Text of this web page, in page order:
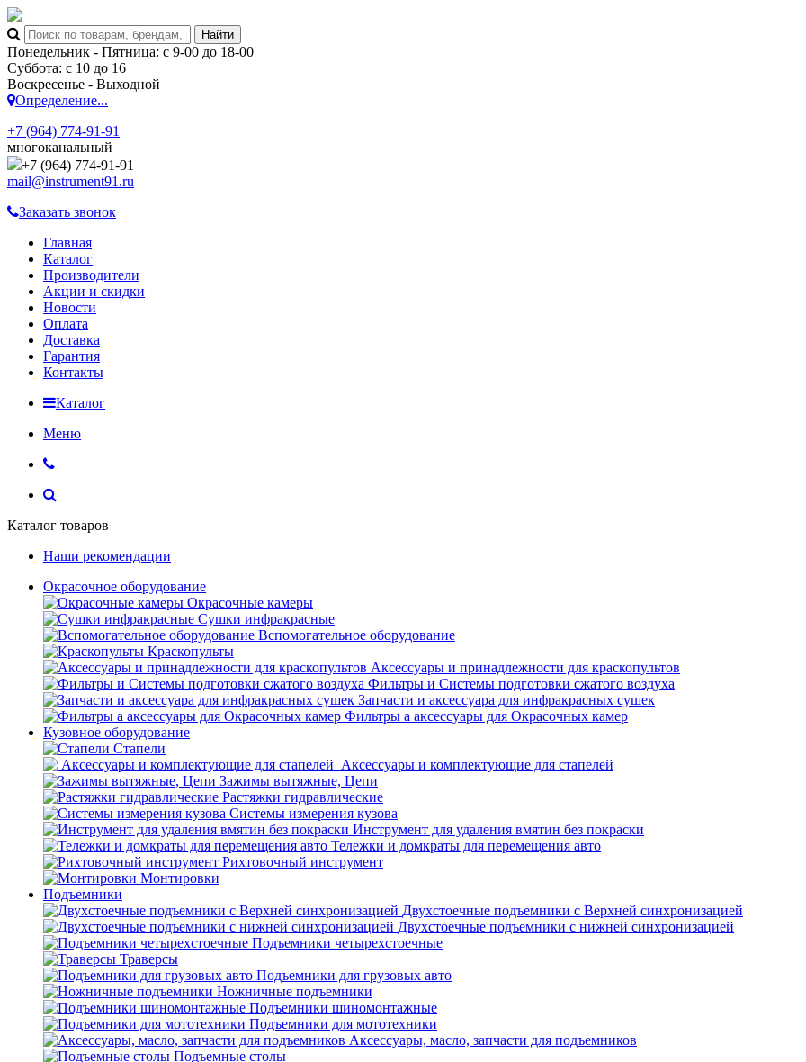
Понедельник - Пятница: с 9-00 до 18-00
Суббота: с 10 до 16
Воскресенье - Выходной
Определение...
+7 (964) 774-91-91
многоканальный
+7 (964) 774-91-91
mail@instrument91.ru
Заказать звонок
Главная
Каталог
Производители
Акции и скидки
Новости
Оплата
Доставка
Гарантия
Контакты
Каталог
Меню
Каталог товаров
Наши рекомендации
Окрасочное оборудование
Окрасочные камеры
Сушки инфракрасные
Вспомогательное оборудование
Краскопульты
Аксессуары и принадлежности для краскопультов
Фильтры и Системы подготовки сжатого воздуха
Запчасти и аксессуара для инфракрасных сушек
Фильтры а аксессуары для Окрасочных камер
Кузовное оборудование
Стапели
Аксессуары и комплектующие для стапелей
Зажимы вытяжные, Цепи
Растяжки гидравлические
Системы измерения кузова
Инструмент для удаления вмятин без покраски
Тележки и домкраты для перемещения авто
Рихтовочный инструмент
Монтировки
Подъемники
Двухстоечные подъемники с Верхней синхронизацией
Двухстоечные подъемники с нижней синхронизацией
Подъемники четырехстоечные
Траверсы
Подъемники для грузовых авто
Ножничные подъемники
Подъемники шиномонтажные
Подъемники для мототехники
Аксессуары, масло, запчасти для подъемников
Подъемные столы